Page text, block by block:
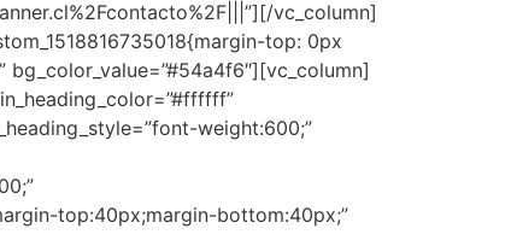
vc_column]
top: 0px
weight:600;”
top:40px;margin-bottom:40px;”